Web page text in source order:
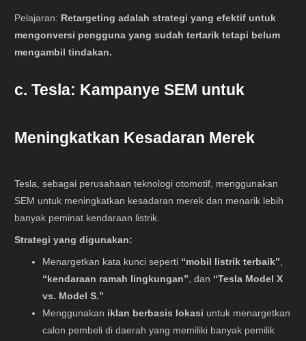
Pelajaran: Retargeting adalah strategi yang efektif untuk
mengonversi pengguna yang sudah tertarik tetapi belum
mengambil tindakan.
c. Tesla: Kampanye SEM untuk
Meningkatkan Kesadaran Merek
Tesla, sebagai perusahaan teknologi otomotif, menggunakan
SEM untuk meningkatkan kesadaran merek dan menarik lebih
banyak peminat kendaraan listrik.
Strategi yang digunakan:
Menargetkan kata kunci seperti “mobil listrik terbaik”
“kendaraan ramah lingkungan” , dan “Tesla Model X
vs. Model S.”
Menggunakan iklan berbasis lokasi untuk menargetkan
calon pembeli di daerah yang memiliki banyak pemilik